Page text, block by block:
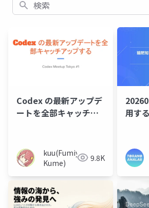
Codex の最新アップデ
ートを全部キャッチア
kuu(Fumiya
Kume)
9.8K
用す